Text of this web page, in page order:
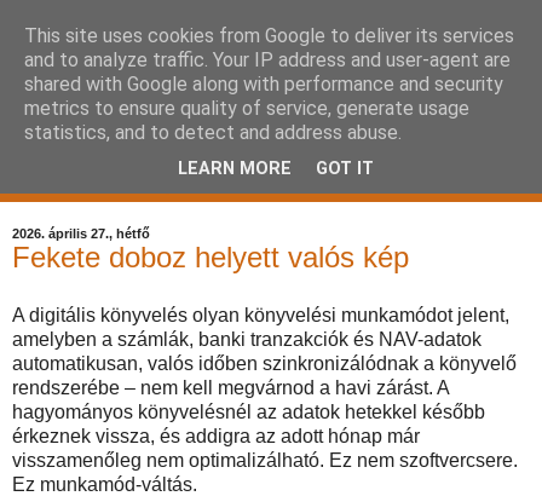
Komplex Web+
kisvállalkozás havidíjas
keresőoptimalizálás
2026. április 27., hétfő
Fekete doboz helyett valós kép
A digitális könyvelés olyan könyvelési munkamódot jelent,
amelyben a számlák, banki tranzakciók és NAV-adatok
automatikusan, valós időben szinkronizálódnak a könyvelő
rendszerébe – nem kell megvárnod a havi zárást. A
hagyományos könyvelésnél az adatok hetekkel később
érkeznek vissza, és addigra az adott hónap már
visszamenőleg nem optimalizálható. Ez nem szoftvercsere.
Ez munkamód-váltás.
This site uses cookies from Google to deliver its services
and to analyze traffic. Your IP address and user-agent are
shared with Google along with performance and security
metrics to ensure quality of service, generate usage
statistics, and to detect and address abuse.
LEARN MORE GOT IT